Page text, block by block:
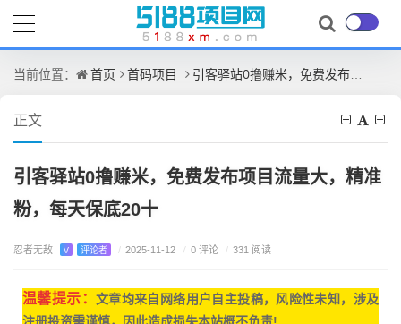
当前位置： 首页 首码项目 引客驿站0撸赚米，免费发布项目流量大，精准粉，每天保底20十
正文
引客驿站0撸赚米，免费发布项目流量大，精准
粉，每天保底20十
忍者无敌 V 评论者 / 2025-11-12 / 0 评论 / 331 阅读
温馨提示： 文章均来自网络用户自主投稿， 风险性未知，涉及